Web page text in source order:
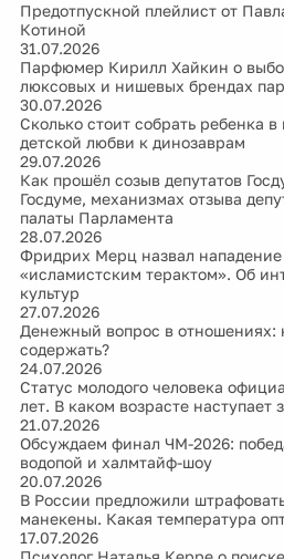
Предотпускной плейлист от
Котиной
31.07.2026
Парфюмер Кирилл Хайкин о
люксовых и нишевых брендах
30.07.2026
Сколько стоит собрать ребенка
детской любви к динозаврам
29.07.2026
Как прошёл созыв депутатов
Госдуме, механизмах отзыва
палаты Парламента
28.07.2026
Фридрих Мерц назвал
«исламистским терактом». Об
культур
27.07.2026
Денежный вопрос в отношениях:
содержать?
24.07.2026
Статус молодого человека
лет. В каком возрасте наступает
21.07.2026
Обсуждаем финал ЧМ-2026:
водопой и халмтайф-шоу
20.07.2026
В России предложили
манекены. Какая температура
17.07.2026